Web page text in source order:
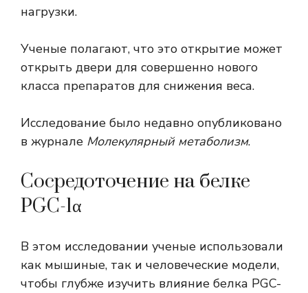
нагрузки.
Ученые полагают, что это открытие может
открыть двери для совершенно нового
класса препаратов для снижения веса.
Исследование было недавно опубликовано
в журнале Молекулярный метаболизм.
Сосредоточение на белке
PGC-1α
В этом исследовании ученые использовали
как мышиные, так и человеческие модели,
чтобы глубже изучить влияние белка PGC-